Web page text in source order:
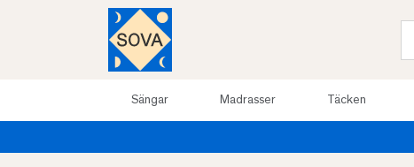
Sängar Madrasser Täcken